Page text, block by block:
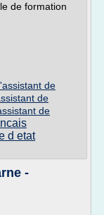
de formation
de
de
de
d etat
-